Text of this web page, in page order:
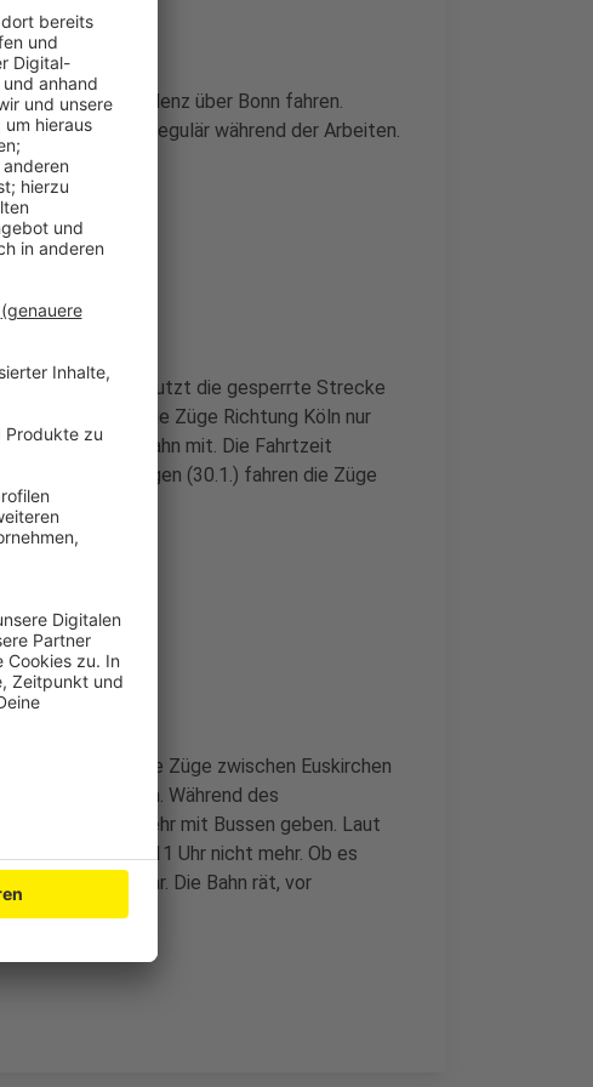
Köln und Koblenz über Bonn fahren.
Bonn. Die fährt regulär während der Arbeiten.
Die Bahn nutzt die gesperrte Strecke
(26.1.) fahren die Züge Richtung Köln nur
teilt die Bahn mit. Die Fahrtzeit
Freitagmorgen (30.1.) fahren die Züge
auch keine Züge zwischen Euskirchen
Bauarbeiten. Während des
mit Bussen geben. Laut
Kall ab 11 Uhr nicht mehr. Ob es
ist noch unklar. Die Bahn rät, vor